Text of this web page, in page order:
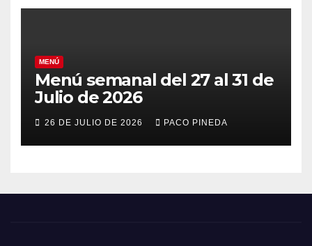
MENÚ
Menú semanal del 27 al 31 de
Julio de 2026
26 DE JULIO DE 2026 PACO PINEDA